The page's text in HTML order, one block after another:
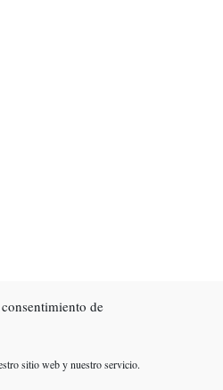
de
sitio web y nuestro servicio.